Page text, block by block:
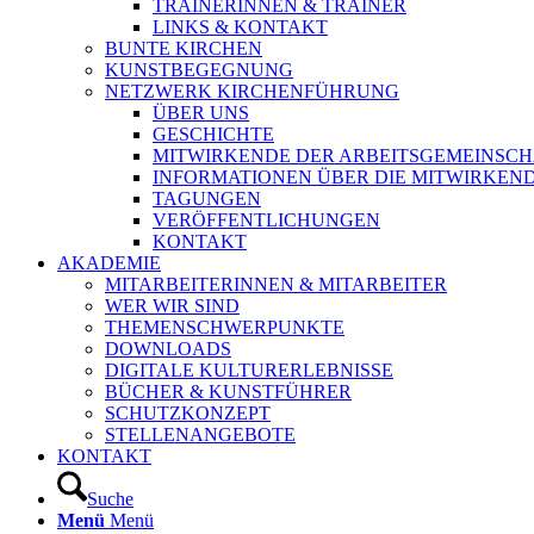
TRAINERINNEN & TRAINER
LINKS & KONTAKT
BUNTE KIRCHEN
KUNSTBEGEGNUNG
NETZWERK KIRCHENFÜHRUNG
ÜBER UNS
GESCHICHTE
MITWIRKENDE DER
INFORMATIONEN ÜBER DIE
TAGUNGEN
VERÖFFENTLICHUNGEN
KONTAKT
AKADEMIE
MITARBEITERINNEN & MITARBEITER
WER WIR SIND
THEMENSCHWERPUNKTE
DOWNLOADS
DIGITALE KULTURERLEBNISSE
BÜCHER & KUNSTFÜHRER
SCHUTZKONZEPT
STELLENANGEBOTE
KONTAKT
Suche
Menü Menü